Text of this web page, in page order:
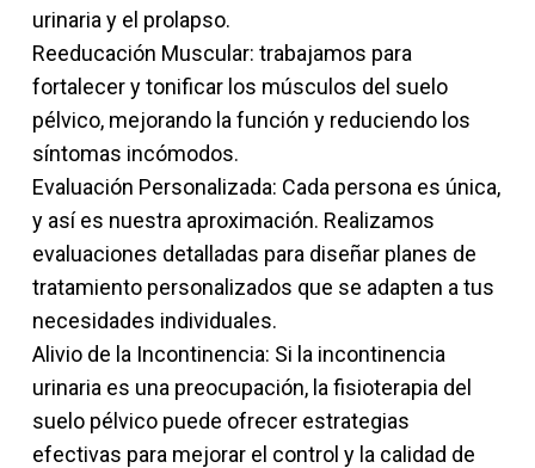
urinaria y el prolapso.
Reeducación Muscular: trabajamos para
fortalecer y tonificar los músculos del suelo
pélvico, mejorando la función y reduciendo los
síntomas incómodos.
Evaluación Personalizada: Cada persona es única,
y así es nuestra aproximación. Realizamos
evaluaciones detalladas para diseñar planes de
tratamiento personalizados que se adapten a tus
necesidades individuales.
Alivio de la Incontinencia: Si la incontinencia
urinaria es una preocupación, la fisioterapia del
suelo pélvico puede ofrecer estrategias
efectivas para mejorar el control y la calidad de